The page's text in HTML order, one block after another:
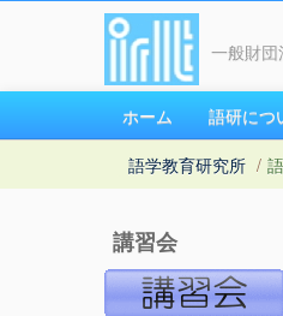
一般財団
ホーム 語研につ
語学教育研究所 /
講習会